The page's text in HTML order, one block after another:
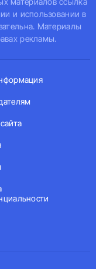
и использовании в
Материалы
рекламы.